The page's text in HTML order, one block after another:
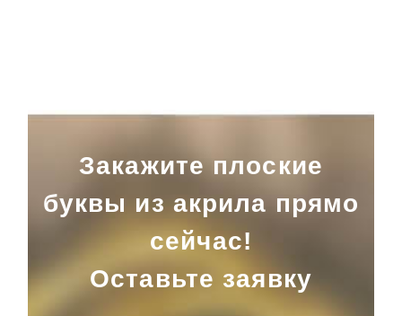
Закажите плоские
буквы из акрила прямо
сейчас!
Оставьте заявку